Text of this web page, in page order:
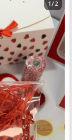
1 / 2